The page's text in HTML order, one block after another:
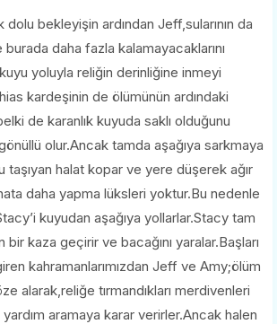
bekleyişin ardından Jeff,sularının da
burada daha fazla kalamayacaklarını
yoluyla reliğin derinliğine inmeyi
kardeşinin de ölümünün ardındaki
de karanlık kuyuda saklı olduğunu
olur.Ancak tamda aşağıya sarkmaya
taşıyan halat kopar ve yere düşerek ağır
daha yapma lüksleri yoktur.Bu nedenle
kuyudan aşağıya yollarlar.Stacy tam
kaza geçirir ve bacağını yaralar.Başları
kahramanlarımızdan Jeff ve Amy;ölüm
alarak,reliğe tırmandıkları merdivenleri
yardım aramaya karar verirler.Ancak halen